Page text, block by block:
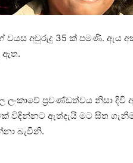
වයස අවුරුදු 35 ක් පමණි. ඇය
ඇත.
ලංකාවේ ප්‍රචණ්ඩත්වය නිසා
විඳින්නට ඇත්දැයි මට සිත
බැවිනි.